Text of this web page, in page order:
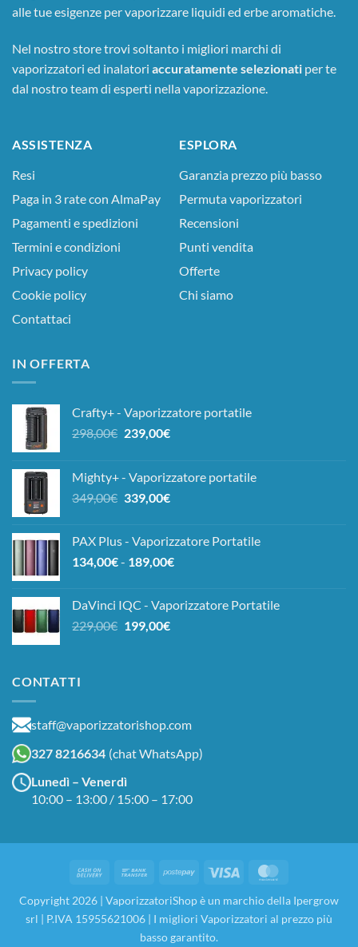
alle tue esigenze per vaporizzare liquidi ed erbe aromatiche.
Nel nostro store trovi soltanto i migliori marchi di
vaporizzatori ed inalatori accuratamente selezionati per te
dal nostro team di esperti nella vaporizzazione.
ASSISTENZA
Resi
Paga in 3 rate con AlmaPay
Pagamenti e spedizioni
Termini e condizioni
Privacy policy
Cookie policy
Contattaci
ESPLORA
Garanzia prezzo più basso
Permuta vaporizzatori
Recensioni
Punti vendita
Offerte
Chi siamo
IN OFFERTA
Crafty+ - Vaporizzatore portatile
298,00€ Il
era:
298,00€.
239,00€Il
è:
239,00€.
Mighty+ - Vaporizzatore portatile
349,00€ Il
era:
349,00€.
339,00€Il
è:
339,00€.
PAX Plus - Vaporizzatore Portatile
134,00€- 189,00€Fascia
da
DaVinci IQC - Vaporizzatore Portatile
229,00€ Il
199,00€Il
CONTATTI
staff@vaporizzatorishop.com
327 8216634 (chat WhatsApp)
Lunedì – Venerdì
10:00 – 13:00 / 15:00 – 17:00
Cash
Delivery
Bank
Postepay Visa
Copyright 2026 | VaporizzatoriShop è un marchio della Ipergrow
srl | P.IVA 15955621006 | I migliori Vaporizzatori al prezzo più
basso garantito.